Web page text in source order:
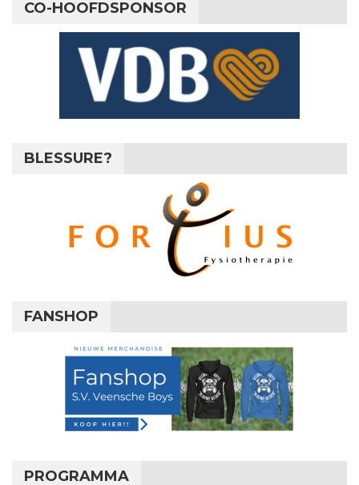
CO-HOOFDSPONSOR
BLESSURE?
FANSHOP
PROGRAMMA